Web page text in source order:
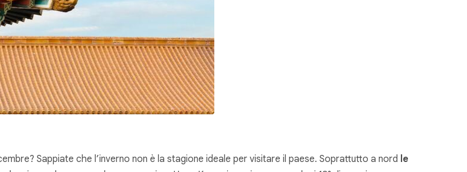
Sappiate che l’inverno non è la stagione ideale per visitare il paese. Soprattutto a nord le